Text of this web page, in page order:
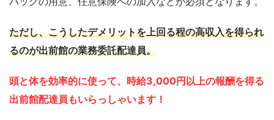
ただし、こうしたデメリットを上回る程の高収入を得られ
るのが出前館の業務委託配達員。
頭と体を効率的に使って、時給3,000円以上の報酬を得る
出前館配達員もいらっしゃいます！